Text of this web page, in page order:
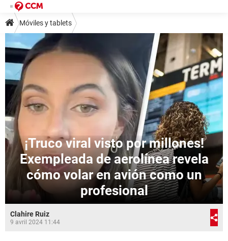
Móviles y tablets
¡Truco viral visto por millones!
Exempleada de aerolínea revela
cómo volar en avión como un
profesional
Clahire Ruiz
9 avril 2024 11:44